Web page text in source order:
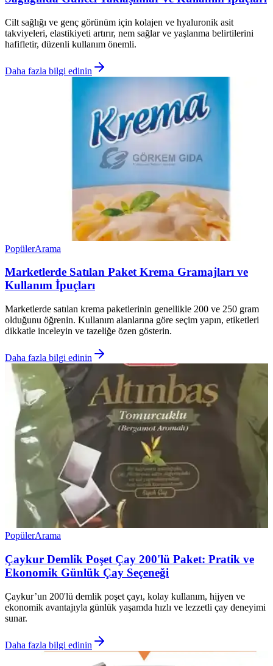
Cilt sağlığı ve genç görünüm için kolajen ve hyaluronik asit
takviyeleri, elastikiyeti artırır, nem sağlar ve yaşlanma belirtilerini
hafifletir, düzenli kullanım önemli.
Daha fazla bilgi edinin
PopülerArama
Marketlerde Satılan Paket Krema Gramajları ve
Kullanım İpuçları
Marketlerde satılan krema paketlerinin genellikle 200 ve 250 gram
olduğunu öğrenin. Kullanım alanlarına göre seçim yapın, etiketleri
dikkatle inceleyin ve tazeliğe özen gösterin.
Daha fazla bilgi edinin
PopülerArama
Çaykur Demlik Poşet Çay 200'lü Paket: Pratik ve
Ekonomik Günlük Çay Seçeneği
Çaykur’un 200'lü demlik poşet çayı, kolay kullanım, hijyen ve
ekonomik avantajıyla günlük yaşamda hızlı ve lezzetli çay deneyimi
sunar.
Daha fazla bilgi edinin